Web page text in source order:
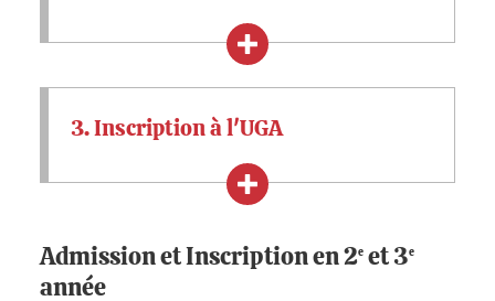
3. Inscription à l'UGA
Admission et Inscription en 2e et 3e
année